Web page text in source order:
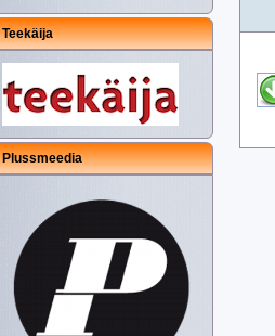
Teekäija
Plussmeedia